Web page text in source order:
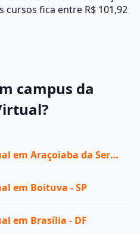
cursos fica entre R$ 101,92
campus da
em Araçoiaba da Serra
em Boituva - SP
em Brasília - DF